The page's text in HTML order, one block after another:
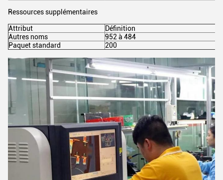
Ressources supplémentaires
Attribut
Définition
Autres noms
952 à 484
Paquet standard
200